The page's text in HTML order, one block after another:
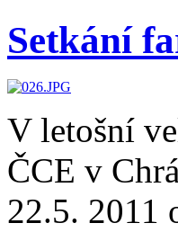
Setkání
V letošní
ČCE v
22.5. 2011